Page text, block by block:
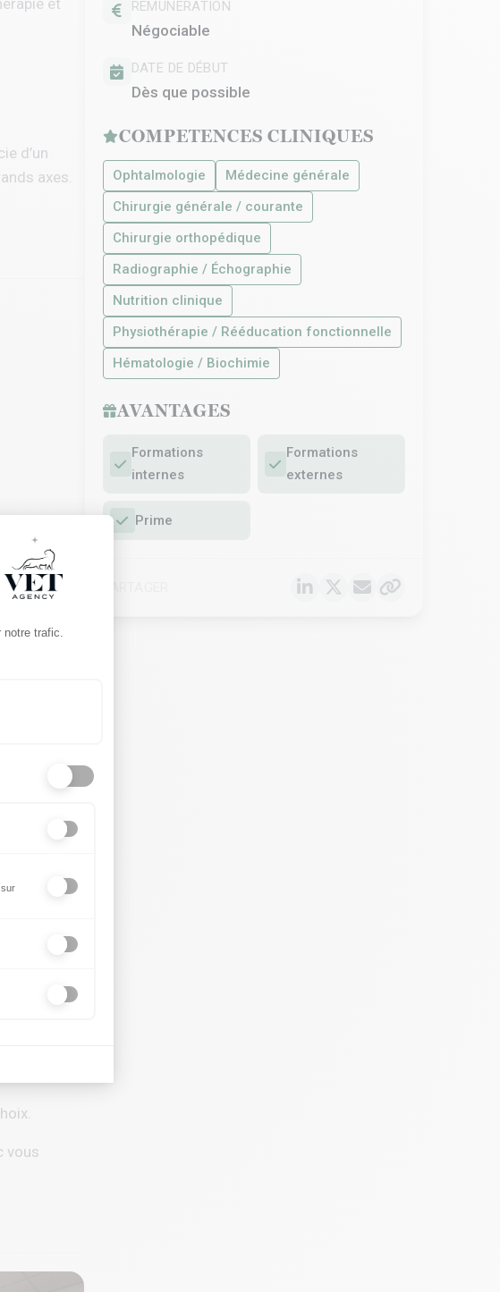
: Personnalisez vos Options
notre trafic.
et
d’un
axes.
approche
vous
REMUNERATION
Négociable
DATE DE DÉBUT
Dès que possible
COMPETENCES CLINIQUES
Ophtalmologie
Médecine générale
Chirurgie générale / courante
Chirurgie orthopédique
Radiographie / Échographie
Nutrition clinique
Physiothérapie / Rééducation fonctionnelle
Hématologie / Biochimie
AVANTAGES
Formations
internes
Formations
externes
Prime